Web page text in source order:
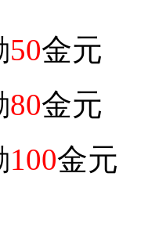
50金元
80金元
100金元